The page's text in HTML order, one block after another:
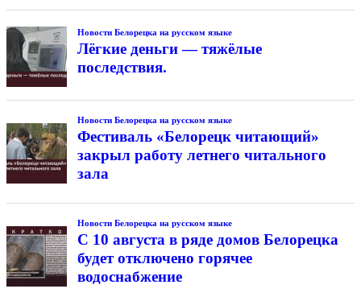
Новости Белорецка на русском языке
Лёгкие деньги — тяжёлые
последствия.
Новости Белорецка на русском языке
Фестиваль «Белорецк читающий»
закрыл работу летнего читального
зала
Новости Белорецка на русском языке
С 10 августа в ряде домов Белорецка
будет отключено горячее
водоснабжение